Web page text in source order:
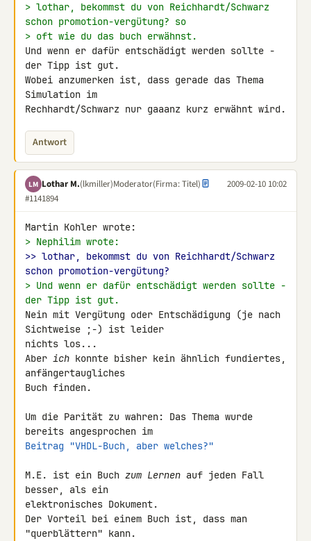
> lothar, bekommst du von Reichhardt/Schwarz
schon promotion-vergütung? so
> oft wie du das buch erwähnst.
Und wenn er dafür entschädigt werden sollte -
der Tipp ist gut.
Wobei anzumerken ist, dass gerade das Thema
Simulation im
Rechhardt/Schwarz nur gaaanz kurz erwähnt wird.
Antwort
LM Lothar M.(lkmiller)Moderator(Firma: Titel)
2009-02-10 10:02
#1141894
> Nephilim wrote:
>> lothar, bekommst du von Reichhardt/Schwarz
schon promotion-vergütung?
> Und wenn er dafür entschädigt werden sollte -
der Tipp ist gut.
Nein mit Vergütung oder Entschädigung (je nach
Sichtweise ;-) ist leider
nichts los...
Aber ich konnte bisher kein ähnlich fundiertes,
anfängertaugliches
Buch finden.
Um die Parität zu wahren: Das Thema wurde
Beitrag "VHDL-Buch, aber welches?"
M.E. ist ein Buch zum Lernen auf jeden Fall
besser, als ein
elektronisches Dokument.
Der Vorteil bei einem Buch ist, dass man
"querblättern" kann.